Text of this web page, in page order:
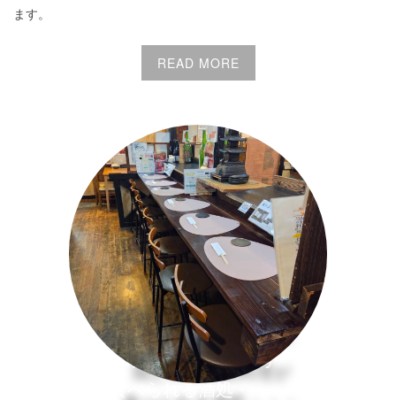
近鉄奈良駅すぐ・・・
鶏と大和野菜料理が
食べられる酒処・・・
ます。
READ MORE